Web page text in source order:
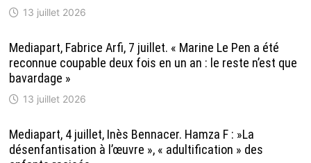
13 juillet 2026
Mediapart, Fabrice Arfi, 7 juillet. « Marine Le Pen a été
reconnue coupable deux fois en un an : le reste n’est que
bavardage »
13 juillet 2026
Mediapart, 4 juillet, Inès Bennacer. Hamza F : »La
désenfantisation à l’œuvre », « adultification » des